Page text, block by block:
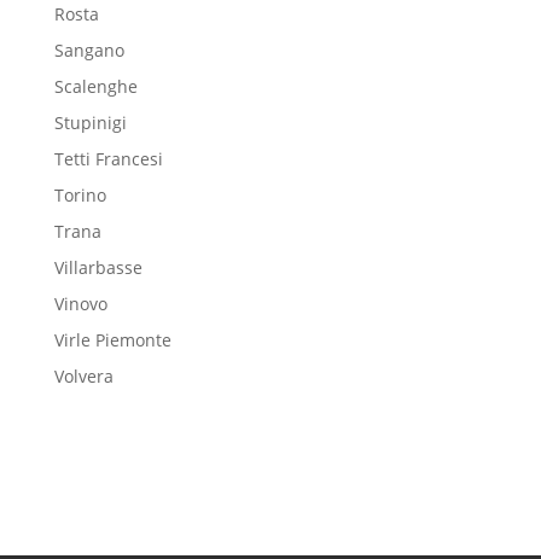
Rosta
Sangano
Scalenghe
Stupinigi
Tetti Francesi
Torino
Trana
Villarbasse
Vinovo
Virle Piemonte
Volvera